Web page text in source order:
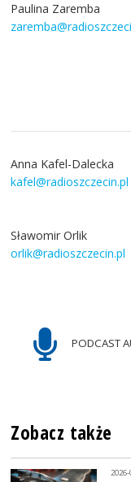
Paulina Zaremba
Anna Kafel-Dalecka
kafel@radioszczecin.pl
Sławomir Orlik
orlik@radioszczecin.pl
PODCAST
Zobacz także